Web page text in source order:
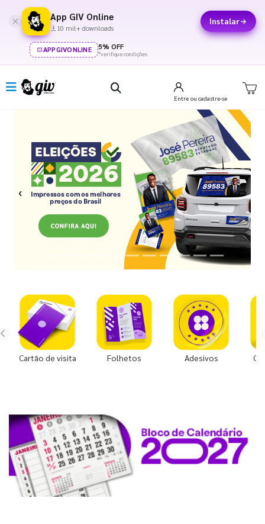
App GIV Online
10 mil+ downloads
Instalar
APPGIVONLINE 5% OFF
*verifique condições
Entre ou cadastre-se
Previous Next
Cartão de visita Folhetos Adesivos